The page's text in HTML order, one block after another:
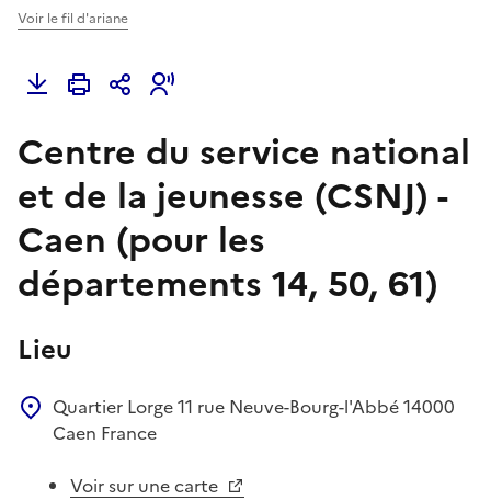
Voir le fil d'ariane
Centre du service national
et de la jeunesse (CSNJ) -
Caen (pour les
départements 14, 50, 61)
Lieu
Quartier Lorge11 rue Neuve-Bourg-l'Abbé14000
Caen France
Voir sur une carte